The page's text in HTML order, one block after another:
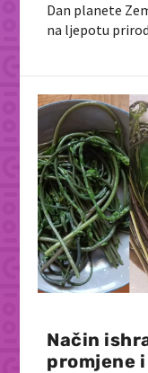
Dan planete
na ljepotu
Način
promjene